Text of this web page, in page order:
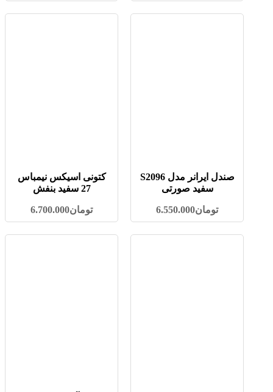
صندل ایرانر مدل S2096
سفید صورتی
تومان6.550.000
کتونی اسیکس نیمباس
27 سفید بنفش
تومان6.700.000